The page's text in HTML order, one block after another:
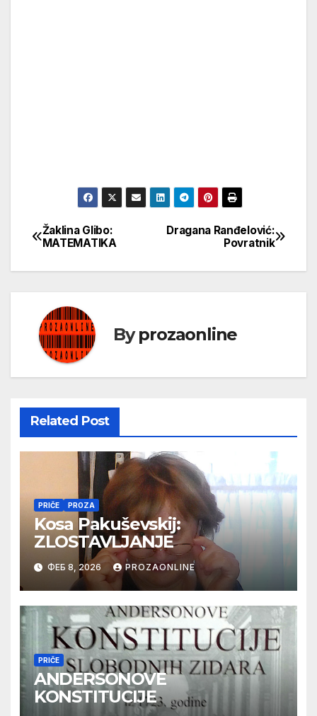
Кретање
чланка
Dragana Ranđelović:
Povratnik
Žaklina Glibo:
MATEMATIKA
Byprozaonline
Related Post
PRIČE PROZA
Kosa Pakuševskij:
ZLOSTAVLJANJE
ФЕБ 8, 2026 PROZAONLINE
PRIČE
ANDERSONOVE
KONSTITUCIJE